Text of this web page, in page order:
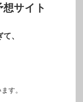
サイト
、
す。